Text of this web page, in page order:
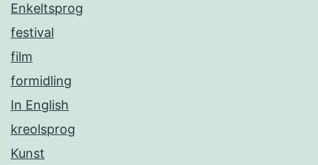
Enkeltsprog
festival
film
formidling
In English
kreolsprog
Kunst